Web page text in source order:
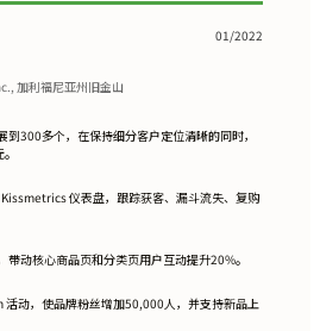
01/2022
加利福尼亚州旧金山
到300多个，在保持细分客户定位清晰的同时，
仪表盘，跟踪获客、漏斗流失、复购
动核心商品页和分类页用户互动提升20%。
动，使品牌粉丝增加50,000人，并支持新品上